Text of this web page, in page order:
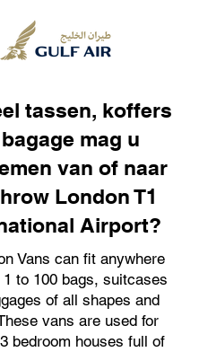
tassen, koffers
mag u
van of naar
London T1
Airport?
Vans can fit anywhere
1 to 100 bags, suitcases
of all shapes and
vans are used for
bedroom houses full of